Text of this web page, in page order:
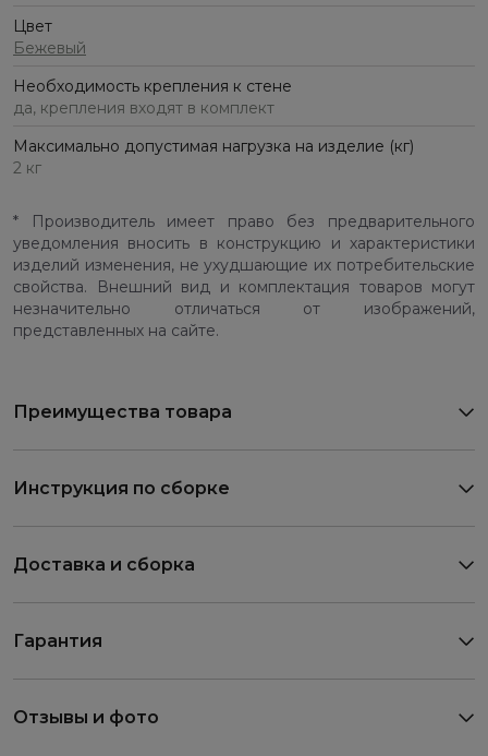
Цвет
Бежевый
Необходимость крепления к стене
да, крепления входят в комплект
Максимально допустимая нагрузка на изделие (кг)
2 кг
* Производитель имеет право без предварительного
уведомления вносить в конструкцию и характеристики
изделий изменения, не ухудшающие их потребительские
свойства. Внешний вид и комплектация товаров могут
незначительно отличаться от изображений,
представленных на сайте.
Преимущества товара
Инструкция по сборке
Доставка и сборка
Гарантия
Отзывы и фото